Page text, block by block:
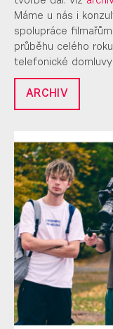
Máme u nás i
spolupráce
průběhu celého
telefonické
ARCHIV